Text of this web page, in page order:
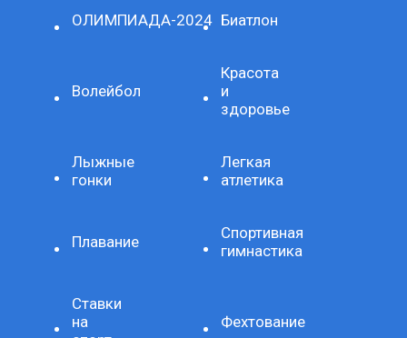
ОЛИМПИАДА-2024 Биатлон
Волейбол
Красота
и
здоровье
Лыжные
гонки
Легкая
атлетика
Плавание
Спортивная
гимнастика
Ставки
на
Фехтование